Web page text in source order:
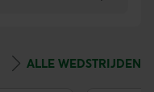
ALLE WEDSTRIJDEN